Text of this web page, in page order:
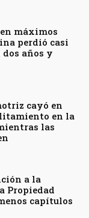
máximos
perdió casi
dos años y
cayó en
en la
las
a la
Propiedad
capítulos